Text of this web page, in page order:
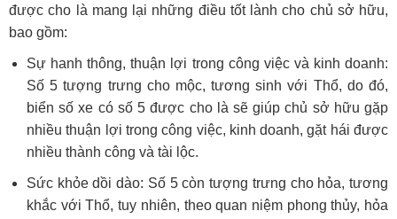
được cho là mang lại những điều tốt lành cho chủ sở hữu,
bao gồm:
Sự hanh thông, thuận lợi trong công việc và kinh doanh:
Số 5 tượng trưng cho mộc, tương sinh với Thổ, do đó,
biển số xe có số 5 được cho là sẽ giúp chủ sở hữu gặp
nhiều thuận lợi trong công việc, kinh doanh, gặt hái được
nhiều thành công và tài lộc.
Sức khỏe dồi dào: Số 5 còn tượng trưng cho hỏa, tương
khắc với Thổ, tuy nhiên, theo quan niệm phong thủy, hỏa